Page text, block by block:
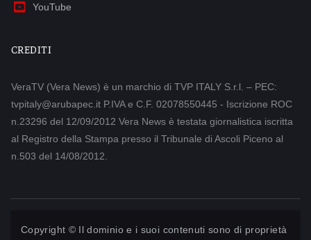
YouTube
CREDITI
VeraTV (Vera News) è un marchio di TVP ITALY S.r.l. – PEC:
tvpitaly@arubapec.it P.IVA e C.F. 02078550445 - Iscrizione ROC
n.23296 del 12/09/2012 Vera News è testata giornalistica iscritta
al Registro della Stampa presso il Tribunale di Ascoli Piceno al
n.503 del 14/08/2012.
Copyright © Il dominio e i suoi contenuti sono di proprietà